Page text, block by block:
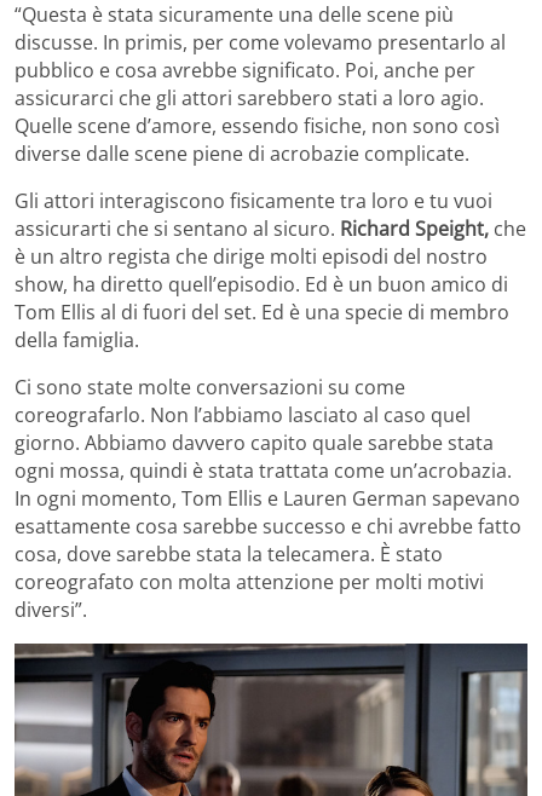
“Questa è stata sicuramente una delle scene più
discusse. In primis, per come volevamo presentarlo al
pubblico e cosa avrebbe significato. Poi, anche per
assicurarci che gli attori sarebbero stati a loro agio.
Quelle scene d’amore, essendo fisiche, non sono così
diverse dalle scene piene di acrobazie complicate.
Gli attori interagiscono fisicamente tra loro e tu vuoi
assicurarti che si sentano al sicuro. Richard Speight, che
è un altro regista che dirige molti episodi del nostro
show, ha diretto quell’episodio. Ed è un buon amico di
Tom Ellis al di fuori del set. Ed è una specie di membro
della famiglia.
Ci sono state molte conversazioni su come
coreografarlo. Non l’abbiamo lasciato al caso quel
giorno. Abbiamo davvero capito quale sarebbe stata
ogni mossa, quindi è stata trattata come un’acrobazia.
In ogni momento, Tom Ellis e Lauren German sapevano
esattamente cosa sarebbe successo e chi avrebbe fatto
cosa, dove sarebbe stata la telecamera. È stato
coreografato con molta attenzione per molti motivi
diversi”.